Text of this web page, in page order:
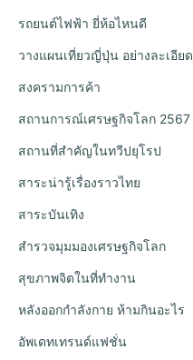
รถยนต์ไฟฟ้า ยี่ห้อไหนดี
วางแผนเที่ยวญี่ปุ่น อย่างละเอียด
สงครามการค้า
สถานการณ์เศรษฐกิจโลก 2567
สถานที่สำคัญในทวีปยุโรป
สาระน่ารู้เรื่องราวไทย
สาระบันเทิง
สำรวจมุมมองเศรษฐกิจโลก
สุขภาพจิตในที่ทำงาน
หลังออกกําลังกาย ห้ามกินอะไร
อัพเดทเทรนด์แฟชั่น